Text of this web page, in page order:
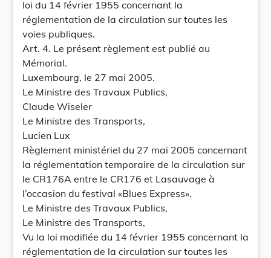
loi du 14 février 1955 concernant la
réglementation de la circulation sur toutes les
voies publiques.
Art. 4. Le présent règlement est publié au
Mémorial.
Luxembourg, le 27 mai 2005.
Le Ministre des Travaux Publics,
Claude Wiseler
Le Ministre des Transports,
Lucien Lux
Règlement ministériel du 27 mai 2005 concernant
la réglementation temporaire de la circulation sur
le CR176A entre le CR176 et Lasauvage à
l’occasion du festival «Blues Express».
Le Ministre des Travaux Publics,
Le Ministre des Transports,
Vu la loi modifiée du 14 février 1955 concernant la
réglementation de la circulation sur toutes les